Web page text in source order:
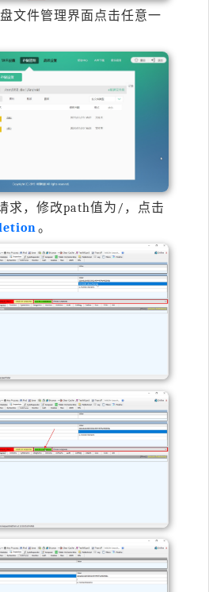
文件管理界面点击任意一
求，修改path值为 / ，点击
。